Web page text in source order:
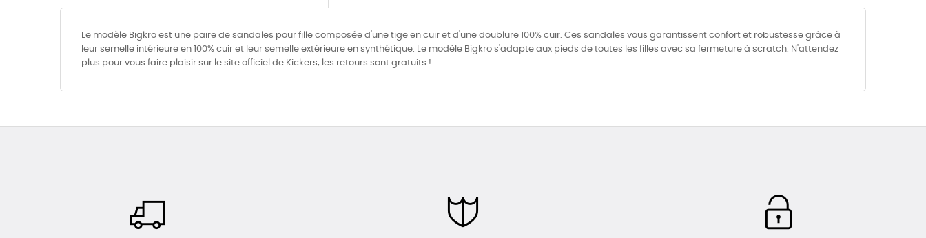
Le modèle Bigkro est une paire de sandales pour fille composée d'une tige en cuir et d'une doublure 100% cuir. Ces sandales vous garantissent confort et robustesse grâce à
leur semelle intérieure en 100% cuir et leur semelle extérieure en synthétique. Le modèle Bigkro s'adapte aux pieds de toutes les filles avec sa fermeture à scratch. N'attendez
plus pour vous faire plaisir sur le site officiel de Kickers, les retours sont gratuits !